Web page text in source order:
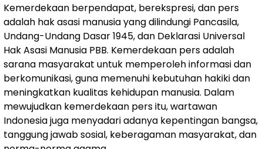
Kemerdekaan berpendapat, berekspresi, dan pers
adalah hak asasi manusia yang dilindungi Pancasila,
Undang-Undang Dasar 1945, dan Deklarasi Universal
Hak Asasi Manusia PBB. Kemerdekaan pers adalah
sarana masyarakat untuk memperoleh informasi dan
berkomunikasi, guna memenuhi kebutuhan hakiki dan
meningkatkan kualitas kehidupan manusia. Dalam
mewujudkan kemerdekaan pers itu, wartawan
Indonesia juga menyadari adanya kepentingan bangsa,
tanggung jawab sosial, keberagaman masyarakat, dan